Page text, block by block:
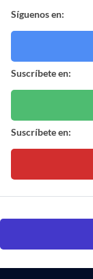
Síguenos en:
Suscríbete en:
Suscríbete en: